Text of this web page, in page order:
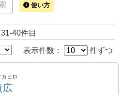
使い方
40件目
表示件数： 件ずつ
ヒロ